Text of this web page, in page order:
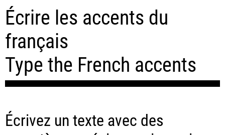
Écrire les accents du
français
Type the French accents
Écrivez un texte avec des